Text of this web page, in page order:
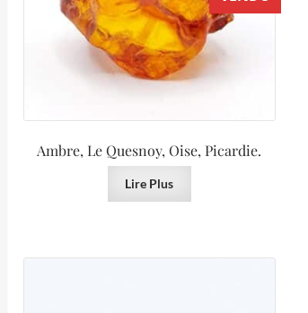
Ambre, Le Quesnoy, Oise, Picardie.
Lire Plus